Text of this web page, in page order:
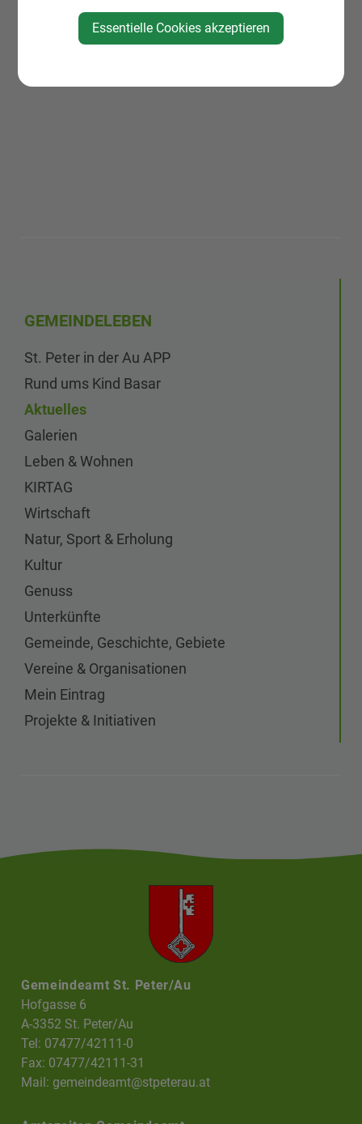
GEMEINDELEBEN
St. Peter in der Au APP
Rund ums Kind Basar
Aktuelles
Galerien
Leben & Wohnen
KIRTAG
Wirtschaft
Natur, Sport & Erholung
Kultur
Genuss
Unterkünfte
Gemeinde, Geschichte, Gebiete
Vereine & Organisationen
Mein Eintrag
Projekte & Initiativen
Gemeindeamt St. Peter/Au
Hofgasse 6
A-3352 St. Peter/Au
Tel: 07477/42111-0
Fax: 07477/42111-31
Mail:gemeindeamt@stpeterau.at
Essentielle Cookies akzeptieren